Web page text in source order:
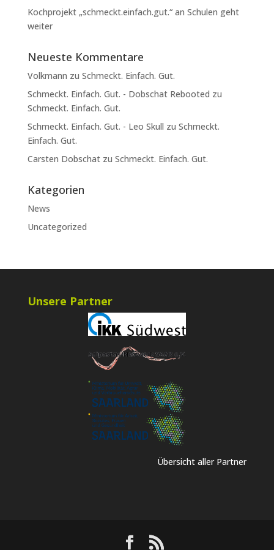
Kochprojekt „schmeckt.einfach.gut.“ an Schulen geht
weiter
Neueste Kommentare
Volkmann zu Schmeckt. Einfach. Gut.
Schmeckt. Einfach. Gut. - Dobschat Rebooted zu
Schmeckt. Einfach. Gut.
Schmeckt. Einfach. Gut. - Leo Skull zu Schmeckt.
Einfach. Gut.
Carsten Dobschatzu Schmeckt. Einfach. Gut.
Kategorien
News
Uncategorized
Unsere Partner
Übersicht aller Partner